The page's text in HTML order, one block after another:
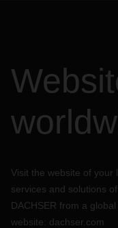
Visit the website of your
services and solutions
DACHSER from a
website: dachser.com